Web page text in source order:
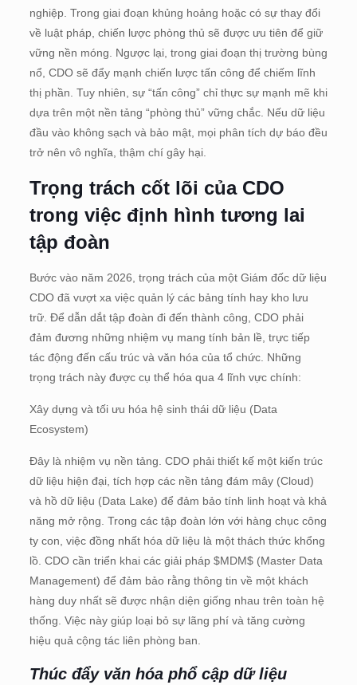
nghiệp. Trong giai đoạn khủng hoảng hoặc có sự thay đổi
về luật pháp, chiến lược phòng thủ sẽ được ưu tiên để giữ
vững nền móng. Ngược lại, trong giai đoạn thị trường bùng
nổ, CDO sẽ đẩy mạnh chiến lược tấn công để chiếm lĩnh
thị phần. Tuy nhiên, sự “tấn công” chỉ thực sự mạnh mẽ khi
dựa trên một nền tảng “phòng thủ” vững chắc. Nếu dữ liệu
đầu vào không sạch và bảo mật, mọi phân tích dự báo đều
trở nên vô nghĩa, thậm chí gây hại.
Trọng trách cốt lõi của CDO
trong việc định hình tương lai
tập đoàn
Bước vào năm 2026, trọng trách của một Giám đốc dữ liệu
CDO đã vượt xa việc quản lý các bảng tính hay kho lưu
trữ. Để dẫn dắt tập đoàn đi đến thành công, CDO phải
đảm đương những nhiệm vụ mang tính bản lề, trực tiếp
tác động đến cấu trúc và văn hóa của tổ chức. Những
trọng trách này được cụ thể hóa qua 4 lĩnh vực chính:
Xây dựng và tối ưu hóa hệ sinh thái dữ liệu (Data
Ecosystem)
Đây là nhiệm vụ nền tảng. CDO phải thiết kế một kiến trúc
dữ liệu hiện đại, tích hợp các nền tảng đám mây (Cloud)
và hồ dữ liệu (Data Lake) để đảm bảo tính linh hoạt và khả
năng mở rộng. Trong các tập đoàn lớn với hàng chục công
ty con, việc đồng nhất hóa dữ liệu là một thách thức khổng
lồ. CDO cần triển khai các giải pháp $MDM$ (Master Data
Management) để đảm bảo rằng thông tin về một khách
hàng duy nhất sẽ được nhận diện giống nhau trên toàn hệ
thống. Việc này giúp loại bỏ sự lãng phí và tăng cường
hiệu quả cộng tác liên phòng ban.
Thúc đẩy văn hóa phổ cập dữ liệu